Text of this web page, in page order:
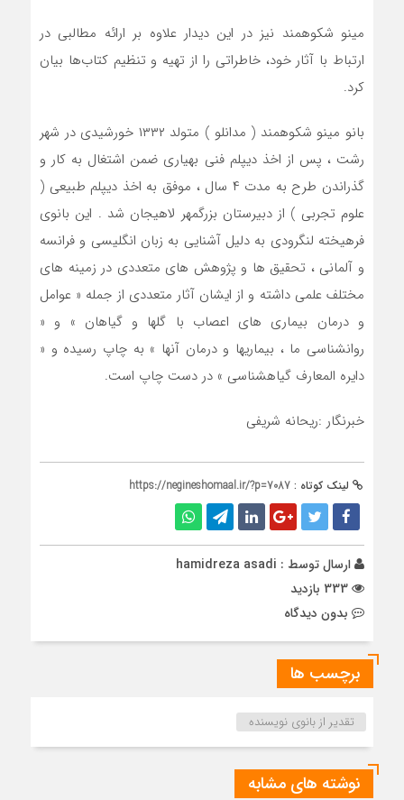
مینو شکوهمند نیز در این دیدار علاوه بر ارائه مطالبی در
ارتباط با آثار خود، خاطراتی را از تهیه و تنظیم کتاب‌ها بیان
کرد.
بانو مینو شکوهمند ( مدانلو ) متولد ۱۳۳۲ خورشیدی در شهر
رشت ، پس از اخذ دیپلم فنی بهیاری ضمن اشتغال به کار و
گذراندن طرح به مدت ۴ سال ، موفق به اخذ دیپلم طبیعی (
علوم تجربی ) از دبیرستان بزرگمهر لاهیجان شد . این بانوی
فرهیخته لنگرودی به دلیل آشنایی به زبان انگلیسی و فرانسه
و آلمانی ، تحقیق ها و پژوهش های متعددی در زمینه های
مختلف علمی داشته و از ایشان آثار متعددی از جمله « عوامل
و درمان بیماری های اعصاب با گلها و گیاهان » و «
روانشناسی ما ، بیماریها و درمان آنها » به چاپ رسیده و «
دایره المعارف گیاهشناسی » در دست چاپ است.
خبرنگار :ریحانه شریفی
لینک کوتاه : https://negineshomaal.ir/?p=7087
ارسال توسط : hamidreza asadi
بدون دیدگاه
برچسب ها
تقدیر از بانوی نویسنده
نوشته های مشابه